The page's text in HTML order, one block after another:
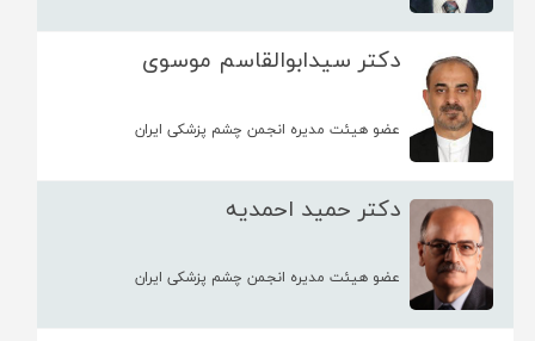
دکتر سیدابوالقاسم موسوی
عضو هیئت مدیره انجمن چشم پزشکی ایران
دکتر حمید احمدیه
عضو هیئت مدیره انجمن چشم پزشکی ایران